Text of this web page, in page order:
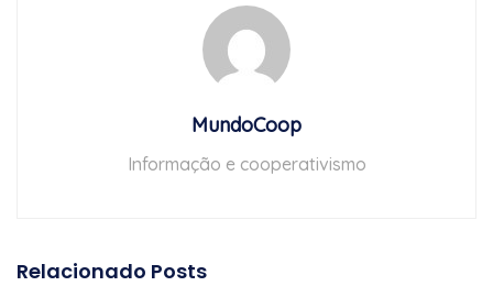
MundoCoop
Informação e cooperativismo
Relacionado Posts